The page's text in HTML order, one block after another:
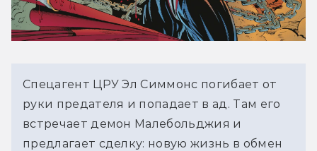
Спецагент ЦРУ Эл Симмонс погибает от
руки предателя и попадает в ад. Там его
встречает демон Малебольджия и
предлагает сделку: новую жизнь в обмен